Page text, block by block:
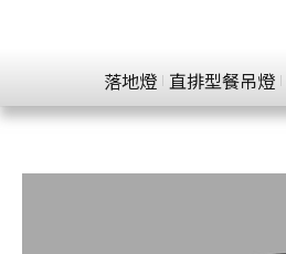
落地燈 直排型餐吊燈